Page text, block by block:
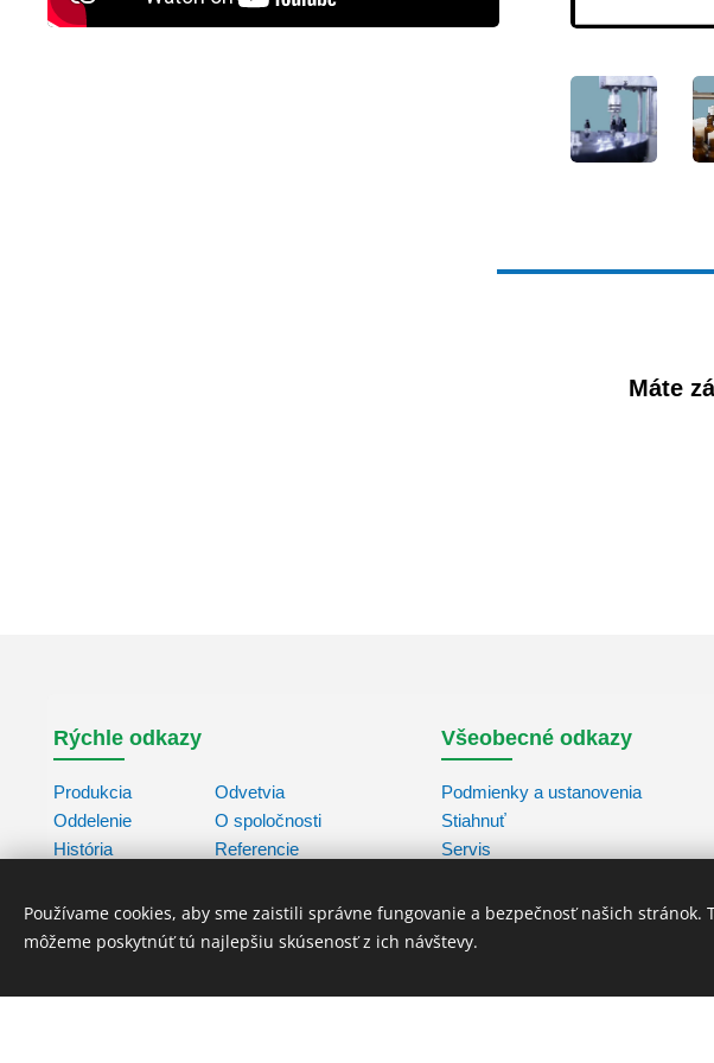
Máte
Rýchle odkazy
Produkcia
Odvetvia
Oddelenie
O spoločnosti
História
Referencie
Všeobecné odkazy
Podmienky a ustanovenia
Stiahnuť
Servis
Používame cookies, aby sme zaistili správne fungovanie a bezpečnosť našich stránok.
môžeme poskytnúť tú najlepšiu skúsenosť z ich návštevy.